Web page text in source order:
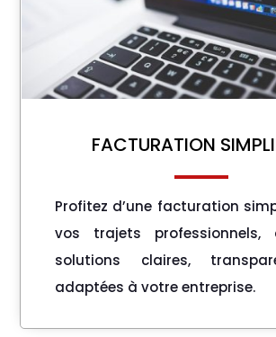
FACTURATION
Profitez d’une facturation
vos trajets professionnels,
solutions claires,
adaptées à votre entreprise.